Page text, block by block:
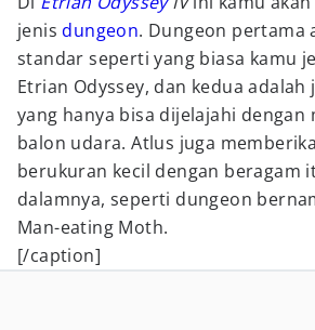
jenisdungeon. Dungeon pertama
standar seperti yang biasa kamu
Etrian Odyssey, dan kedua adalah
yang hanya bisa dijelajahi dengan
balon udara. Atlus juga
berukuran kecil dengan beragam
dalamnya, seperti dungeon
Man-eating Moth.
[/caption]